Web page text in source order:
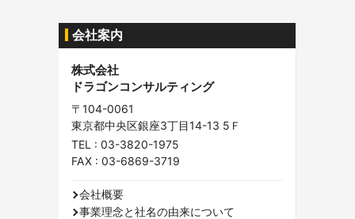
会社案内
株式会社
ドラゴンコンサルティング
〒104-0061
東京都中央区銀座3丁目14-13 5Ｆ
TEL : 03-3820-1975
FAX : 03-6869-3719
会社概要
事業理念と社名の由来について